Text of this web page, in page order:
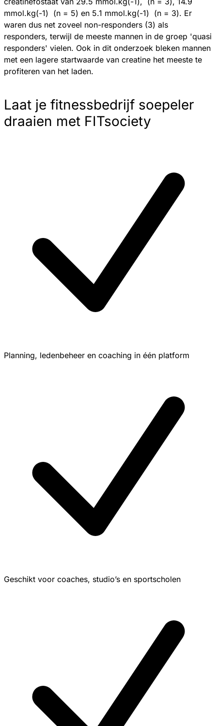
mmol.kg(-1) (n = 5) en 5.1 mmol.kg(-1) (n = 3). Er
waren dus net zoveel non-responders (3) als
responders, terwijl de meeste mannen in de groep 'quasi
responders' vielen. Ook in dit onderzoek bleken mannen
met een lagere startwaarde van creatine het meeste te
profiteren van het laden.
Laat je fitnessbedrijf soepeler
draaien met FITsociety
Planning, ledenbeheer en coaching in één platform
Geschikt voor coaches, studio’s en sportscholen